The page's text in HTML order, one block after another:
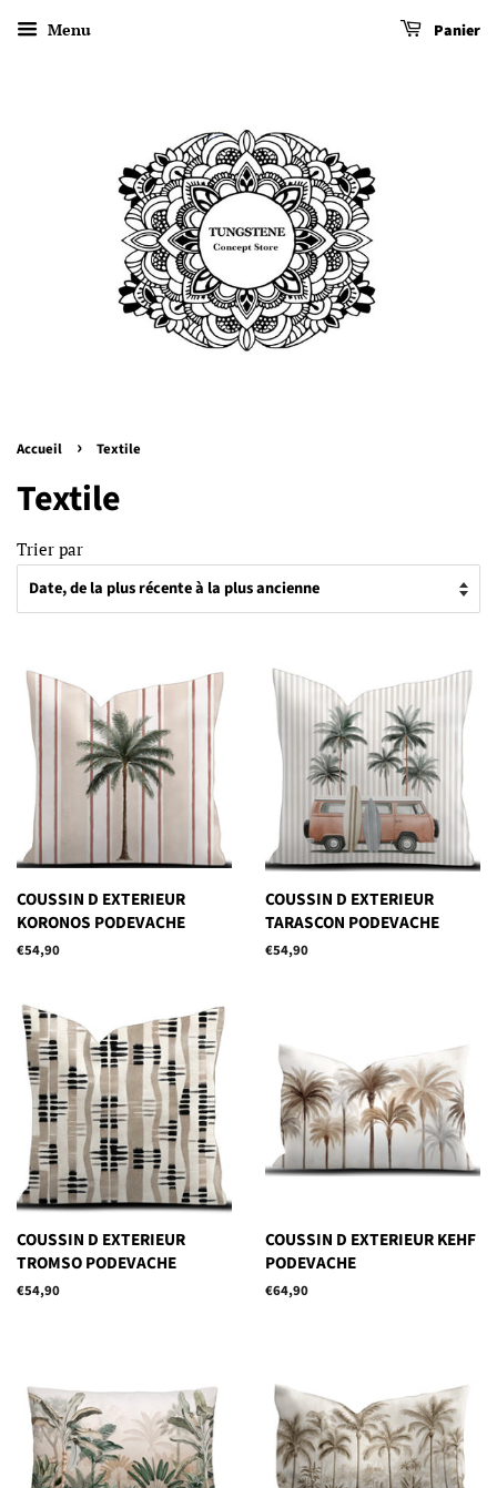
Menu Panier
Accueil › Textile
Textile
Trier par
COUSSIN D EXTERIEUR
KORONOS PODEVACHE
Prix
€54,90
COUSSIN D EXTERIEUR
TARASCON PODEVACHE
Prix
€54,90
COUSSIN D EXTERIEUR
TROMSO PODEVACHE
Prix
€54,90
COUSSIN D EXTERIEUR KEHF
PODEVACHE
Prix
€64,90